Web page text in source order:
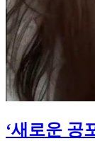
‘새로운 공